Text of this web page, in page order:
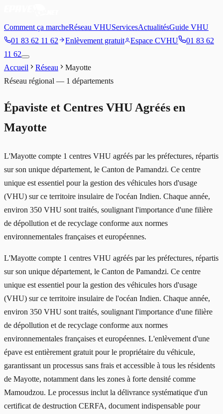
Comment ça marcheRéseau VHUServicesActualitésGuide VHU
01 83 62 11 62
Enlèvement gratuit Espace CVHU
01 83 62
11 62
Accueil
Réseau
Mayotte
Réseau régional — 1 départements
Épaviste et Centres VHU Agréés en
Mayotte
L'Mayotte compte 1 centres VHU agréés par les préfectures, répartis
sur son unique département, le Canton de Pamandzi. Ce centre
unique est essentiel pour la gestion des véhicules hors d'usage
(VHU) sur ce territoire insulaire de l'océan Indien. Chaque année,
environ 350 VHU sont traités, soulignant l'importance d'une filière
de dépollution et de recyclage conforme aux normes
environnementales françaises et européennes.
L'Mayotte compte 1 centres VHU agréés par les préfectures, répartis
sur son unique département, le Canton de Pamandzi. Ce centre
unique est essentiel pour la gestion des véhicules hors d'usage
(VHU) sur ce territoire insulaire de l'océan Indien. Chaque année,
environ 350 VHU sont traités, soulignant l'importance d'une filière
de dépollution et de recyclage conforme aux normes
environnementales françaises et européennes. L'enlèvement d'une
épave est entièrement gratuit pour le propriétaire du véhicule,
garantissant un processus sans frais et accessible à tous les résidents
de Mayotte, notamment dans les zones à forte densité comme
Mamoudzou. Le processus inclut la délivrance systématique d'un
certificat de destruction CERFA, document indispensable pour